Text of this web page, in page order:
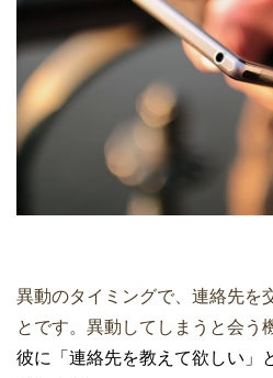
異動のタイミングで、連絡先を
とです。異動してしまうと会う
彼に「連絡先を教えて欲しい」